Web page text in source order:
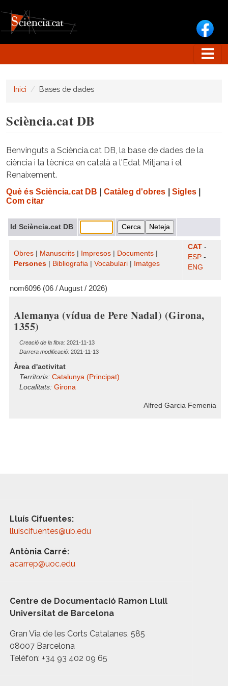
Inici Bases de dades
Sciència.cat DB
Benvinguts a Sciència.cat DB, la base de dades de la
ciència i la tècnica en català a l'Edat Mitjana i el
Renaixement.
Què és Sciència.cat DB Catàleg d'obres Sigles|
Com citar
Id Sciència.cat DB
Obres Manuscrits Impresos Documents
Persones
Bibliografia Vocabulari Imatges
CAT -
ESP -
ENG
nom6096 (06 / August / 2026)
Alemanya (vídua de Pere Nadal) (Girona,
1355)
Creació de la fitxa: 2021-11-13
Darrera modificació: 2021-11-13
Àrea d'activitat
Territoris: Catalunya (Principat)
Localitats: Girona
Alfred Garcia Femenia
Lluís Cifuentes:
lluiscifuentes@ub.edu
Antònia Carré:
acarrep@uoc.edu
Centre de Documentació Ramon Llull
Universitat de Barcelona
Gran Via de les Corts Catalanes, 585
08007 Barcelona
Telèfon: +34 93 402 09 65